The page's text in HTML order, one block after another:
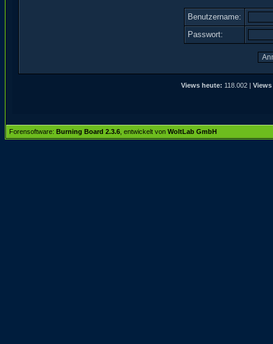
Benutzername:
Passwort:
Views heute: 118.002 |
Forensoftware: Burning Board 2.3.6 , entwickelt von WoltLab GmbH